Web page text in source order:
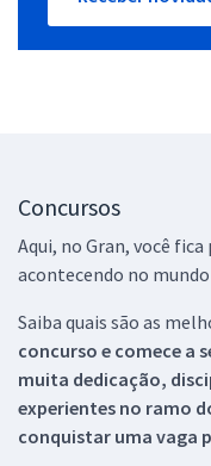
Concursos
Aqui, no Gran, você
acontecendo no
Saiba quais são as
concurso e comece a
muita dedicação,
experientes no ramo
conquistar uma vaga